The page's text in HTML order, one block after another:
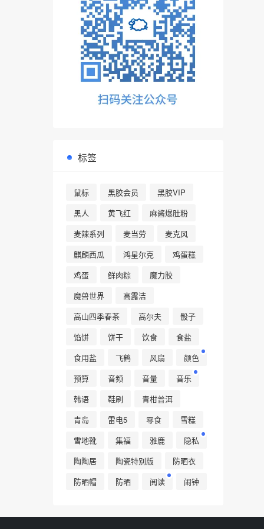
标签
鼠标 黑胶会员
黑胶VIP
黑人
黄飞红
麻酱爆肚粉
麦辣系列
麦当劳
麦克风
麒麟西瓜
鸿星尔克
鸡蛋糕
鸡蛋
鲜肉粽
魔力胶
魔兽世界
高露洁
高山四季春茶
高尔夫
骰子
馅饼
饼干 饮食
食盐
食用盐
飞鹤 风扇
颜色
预算
音频 音量
音乐
韩语
鞋刷
青柑普洱
青岛
雷电5 零食
雪糕
雪地靴
集福 雅鹿
隐私
陶陶居
陶瓷特别版
防晒衣
防晒帽
防晒 阅读 闹钟